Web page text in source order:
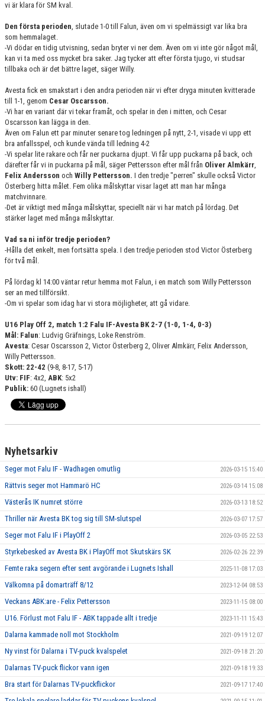
vi är klara för SM kval.
Den första perioden, slutade 1-0 till Falun, även om vi spelmässigt var lika bra
som hemmalaget.
-Vi dödar en tidig utvisning, sedan bryter vi ner dem. Även om vi inte gör något mål,
kan vi ta med oss mycket bra saker. Jag tycker att efter första tjugo, vi studsar
tillbaka och är det bättre laget, säger Willy.
Avesta fick en smakstart i den andra perioden när vi efter dryga minuten kvitterade
till 1-1, genom Cesar Oscarsson.
-Vi har en variant där vi tekar framåt, och spelar in den i mitten, och Cesar
Oscarsson kan lägga in den.
Även om Falun ett par minuter senare tog ledningen på nytt, 2-1, visade vi upp ett
bra anfallsspel, och kunde vända till ledning 4-2
-Vi spelar lite rakare och får ner puckarna djupt. Vi får upp puckarna på back, och
därefter får vi in puckarna på mål, säger Pettersson efter mål från Oliver Almkärr,
Felix Andersson och Willy Pettersson. I den tredje "perren" skulle också Victor
Österberg hitta målet. Fem olika målskyttar visar laget att man har många
matchvinnare.
-Det är viktigt med många målskyttar, speciellt när vi har match på lördag. Det
stärker laget med många målskyttar.
Vad sa ni inför tredje perioden?
-Hålla det enkelt, men fortsätta spela. I den tredje perioden stod Victor Österberg
för två mål.
På lördag kl 14:00 väntar retur hemma mot Falun, i en match som Willy Pettersson
ser an med tillförsikt.
-Om vi spelar som idag har vi stora möjligheter, att gå vidare.
U16 Play Off 2, match 1:2 Falu IF-Avesta BK 2-7 (1-0, 1-4, 0-3)
Mål: Falun: Ludvig Gräfnings, Loke Renström.
Avesta: Cesar Oscarsson 2, Victor Österberg 2, Oliver Almkärr, Felix Andersson,
Willy Pettersson.
Skott: 22-42 (9-8, 8-17, 5-17)
Utv: FIF: 4x2, ABK: 5x2
Publik: 60 (Lugnets ishall)
Nyhetsarkiv
Seger mot Falu IF - Wadhagen omutlig 2026-03-15 15:40
Rättvis seger mot Hammarö HC 2026-03-14 15:08
Västerås IK numret större 2026-03-13 18:52
Thriller när Avesta BK tog sig till SM-slutspel 2026-03-07 17:57
Seger mot Falu IF i PlayOff 2 2026-03-05 22:53
Styrkebesked av Avesta BK i PlayOff mot Skutskärs SK 2026-02-26 22:39
Femte raka segern efter sent avgörande i Lugnets Ishall 2025-11-08 17:03
Välkomna på domarträff 8/12 2023-12-04 08:53
Veckans ABK:are - Felix Pettersson 2023-11-15 08:00
U16. Förlust mot Falu IF - ABK tappade allt i tredje 2023-11-11 15:43
Dalarna kammade noll mot Stockholm 2021-09-19 12:07
Ny vinst för Dalarna i TV-puck kvalspelet 2021-09-18 21:20
Dalarnas TV-puck flickor vann igen 2021-09-18 19:33
Bra start för Dalarnas TV-puckflickor 2021-09-17 17:40